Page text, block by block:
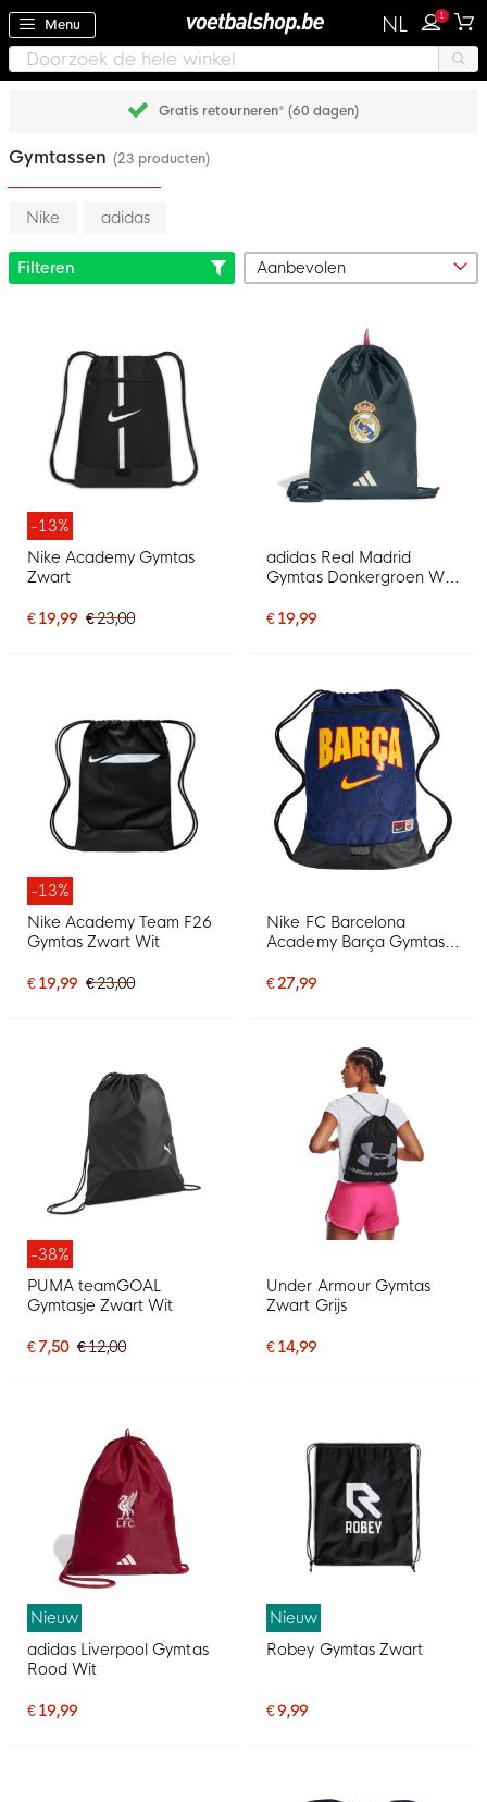
Menu NL 1
Gratis retourneren* (60 dagen)
Gymtassen (23 producten)
Nike adidas
Filteren
-13%
Nike Academy Gymtas
Zwart
€ 19,99 € 23,00
adidas Real Madrid
Gymtas Donkergroen Wit
€ 19,99
-13%
Nike Academy Team F26
Gymtas Zwart Wit
€ 19,99 € 23,00
Nike FC Barcelona
Academy Barça Gymtas
Geel Rood
€ 27,99
-38%
PUMA teamGOAL
Gymtasje Zwart Wit
€ 7,50 € 12,00
Under Armour Gymtas
Zwart Grijs
€ 14,99
Nieuw
adidas Liverpool Gymtas
Rood Wit
€ 19,99
Nieuw
Robey Gymtas Zwart
€ 9,99